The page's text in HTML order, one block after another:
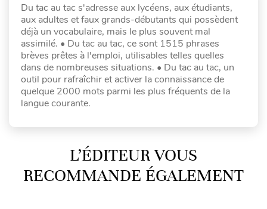
Du tac au tac s'adresse aux lycéens, aux étudiants,
aux adultes et faux grands-débutants qui possèdent
déjà un vocabulaire, mais le plus souvent mal
assimilé. • Du tac au tac, ce sont 1515 phrases
brèves prêtes à l'emploi, utilisables telles quelles
dans de nombreuses situations. • Du tac au tac, un
outil pour rafraîchir et activer la connaissance de
quelque 2000 mots parmi les plus fréquents de la
langue courante.
L’ÉDITEUR VOUS
RECOMMANDE ÉGALEMENT